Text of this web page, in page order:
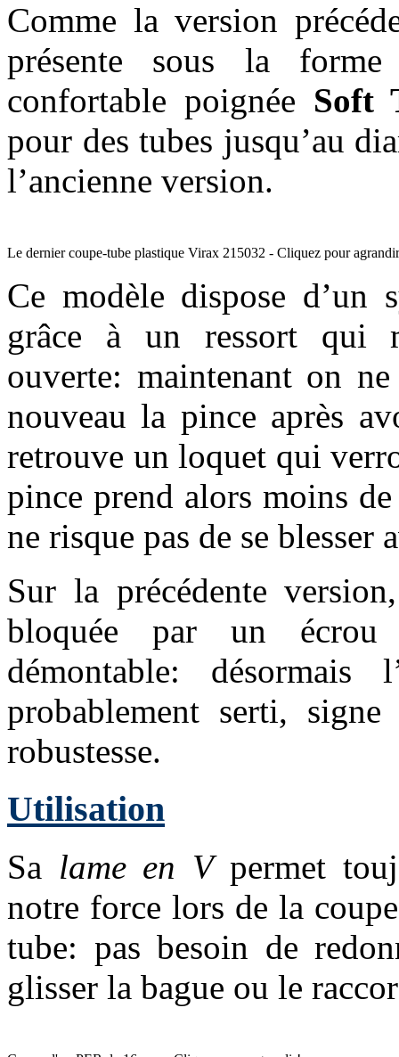
Comme la version
présente sous la
confortable poignée Soft
pour des tubes jusqu’au
l’ancienne version.
Le dernier coupe-tube plastique Virax 215032 - Cliquez pour
Ce modèle dispose d’un
grâce à un ressort qui
ouverte: maintenant on
nouveau la pince après
retrouve un loquet qui
pince prend alors moins
ne risque pas de se blesser
Sur la précédente
bloquée par un écrou
démontable:
probablement serti,
robustesse.
Utilisation
Sa lame en Vpermet
notre force lors de la
tube: pas besoin de
glisser la bague ou le